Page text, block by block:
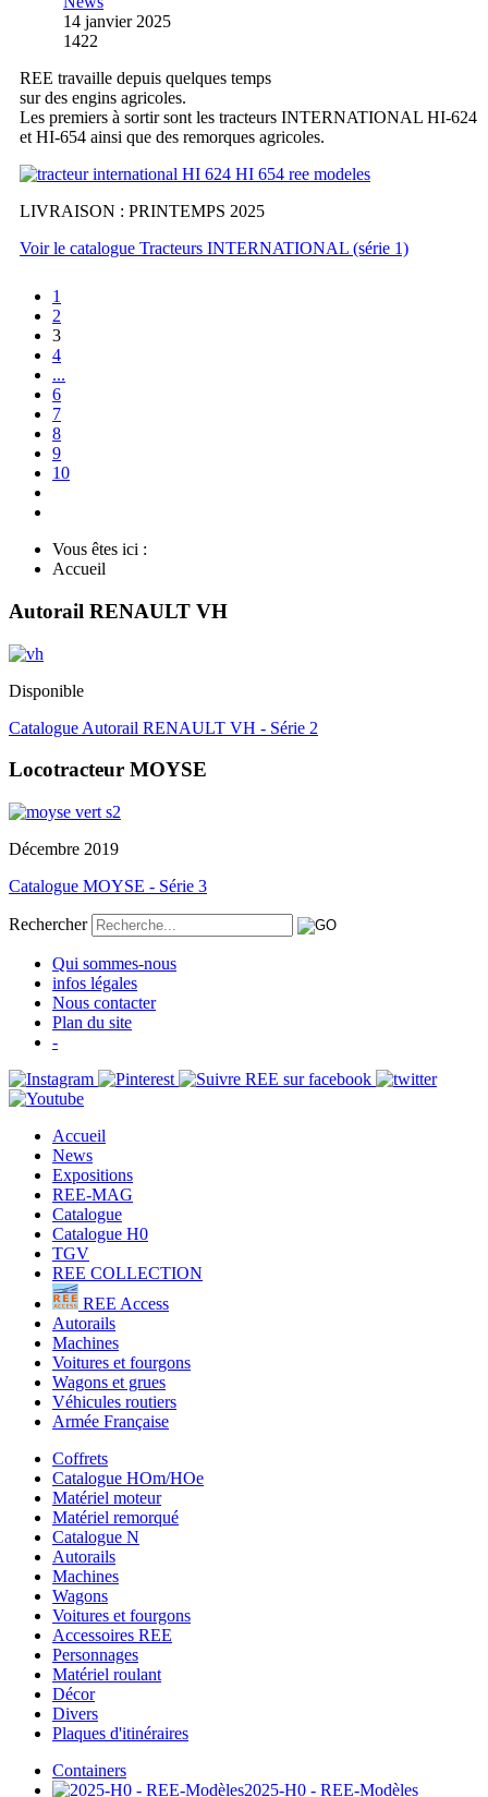
14 janvier 2025
1422
REE travaille depuis quelques temps
sur des engins agricoles.
Les premiers à sortir sont les tracteurs INTERNATIONAL HI-624
et HI-654 ainsi que des remorques agricoles.
LIVRAISON : PRINTEMPS 2025
Voir le catalogue Tracteurs INTERNATIONAL (série 1)
1
2
3
4
...
6
7
8
9
10
Vous êtes ici :
Accueil
Autorail RENAULT VH
Disponible
Catalogue Autorail RENAULT VH - Série 2
Locotracteur MOYSE
Décembre 2019
Catalogue MOYSE - Série 3
Rechercher
Qui sommes-nous
infos légales
Nous contacter
Plan du site
-
Accueil
News
Expositions
REE-MAG
Catalogue
Catalogue H0
TGV
REE COLLECTION
REE Access
Autorails
Machines
Voitures et fourgons
Wagons et grues
Véhicules routiers
Armée Française
Coffrets
Catalogue HOm/HOe
Matériel moteur
Matériel remorqué
Catalogue N
Autorails
Machines
Wagons
Voitures et fourgons
Accessoires REE
Personnages
Matériel roulant
Décor
Divers
Plaques d'itinéraires
Containers
2025-H0 - REE-Modèles